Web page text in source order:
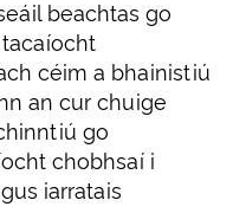
beachtas go
céim a bhainistiú
an cur chuige
go
chobhsaí i
iarratais